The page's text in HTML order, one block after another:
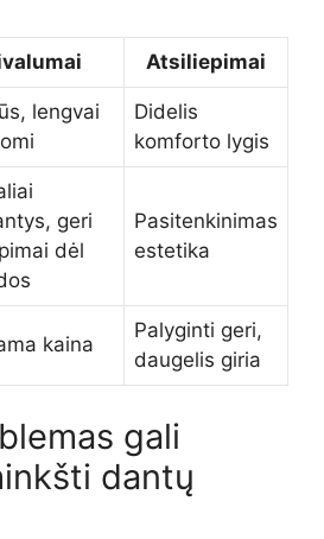
Atsiliepimai
lengvai
Didelis
komforto lygis
geri
dėl
Pasitenkinimas
estetika
kaina
Palyginti geri,
daugelis giria
gali
dantų